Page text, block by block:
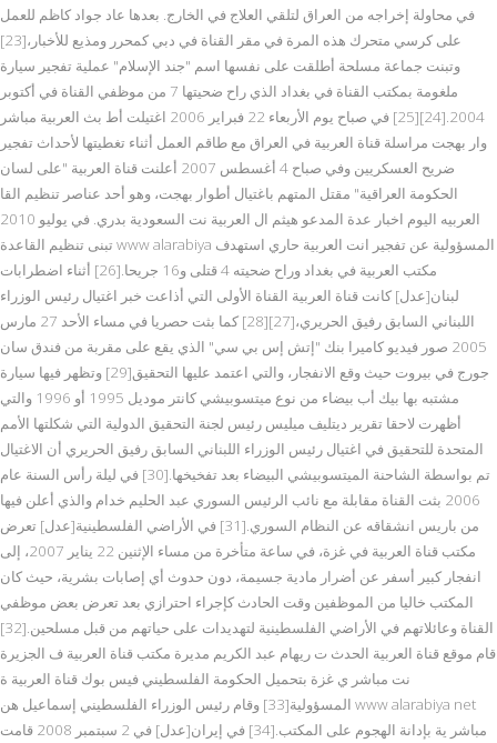
في محاولة إخراجه من العراق لتلقي العلاج في الخارج. بعدها عاد جواد كاظم للعمل
على كرسي متحرك هذه المرة في مقر القناة في دبي كمحرر ومذيع للأخبار،[23]
وتبنت جماعة مسلحة أطلقت على نفسها اسم "جند الإسلام" عملية تفجير سيارة
ملغومة بمكتب القناة في بغداد الذي راح ضحيتها 7 من موظفي القناة في أكتوبر
2004.[24][25] في صباح يوم الأربعاء 22 فبراير 2006 اغتيلت أط بث العربية مباشر
وار بهجت مراسلة قناة العربية في العراق مع طاقم العمل أثناء تغطيتها لأحداث تفجير
ضريح العسكريين وفي صباح 4 أغسطس 2007 أعلنت قناة العربية "على لسان
الحكومة العراقية" مقتل المتهم باغتيال أطوار بهجت، وهو أحد عناصر تنظيم القا
العربيه اليوم اخبار عدة المدعو هيثم ال العربية نت السعودية بدري. في يوليو 2010
تبنى تنظيم القاعدة www alarabiya المسؤولية عن تفجير انت العربية حاري استهدف
مكتب العربية في بغداد وراح ضحيته 4 قتلى و16 جريحا.[26] أثناء اضطرابات
لبنان[عدل] كانت قناة العربية القناة الأولى التي أذاعت خبر اغتيال رئيس الوزراء
اللبناني السابق رفيق الحريري،[27][28] كما بثت حصريا في مساء الأحد 27 مارس
2005 صور فيديو كاميرا بنك "إتش إس بي سي" الذي يقع على مقربة من فندق سان
جورج في بيروت حيث وقع الانفجار، والتي اعتمد عليها التحقيق[29] وتظهر فيها سيارة
مشتبه بها بيك أب بيضاء من نوع ميتسوبيشي كانتر موديل 1995 أو 1996 والتي
أظهرت لاحقا تقرير ديتليف ميليس رئيس لجنة التحقيق الدولية التي شكلتها الأمم
المتحدة للتحقيق في اغتيال رئيس الوزراء اللبناني السابق رفيق الحريري أن الاغتيال
تم بواسطة الشاحنة الميتسوبيشي البيضاء بعد تفخيخها.[30] في ليلة رأس السنة عام
2006 بثت القناة مقابلة مع نائب الرئيس السوري عبد الحليم خدام والذي أعلن فيها
من باريس انشقاقه عن النظام السوري.[31] في الأراضي الفلسطينية[عدل] تعرض
مكتب قناة العربية في غزة، في ساعة متأخرة من مساء الإثنين 22 يناير 2007، إلى
انفجار كبير أسفر عن أضرار مادية جسيمة، دون حدوث أي إصابات بشرية، حيث كان
المكتب خاليا من الموظفين وقت الحادث كإجراء احترازي بعد تعرض بعض موظفي
القناة وعائلاتهم في الأراضي الفلسطينية لتهديدات على حياتهم من قبل مسلحين.[32]
قام موقع قناة العربية الحدث ت ريهام عبد الكريم مديرة مكتب قناة العربية ف الجزيرة
نت مباشر ي غزة بتحميل الحكومة الفلسطيني فيس بوك قناة العربية ة
المسؤولية[33] وقام رئيس الوزراء الفلسطيني إسماعيل هن www alarabiya net
مباشر ية بإدانة الهجوم على المكتب.[34] في إيران[عدل] في 2 سبتمبر 2008 قامت